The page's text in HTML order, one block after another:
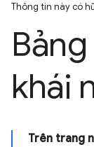
Thông tin này có
khái
Trên trang